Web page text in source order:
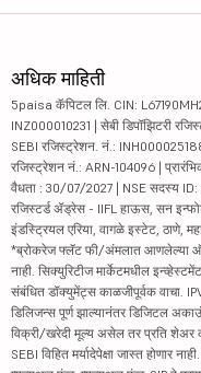
अधिक माहिती
5paisa कॅपिटल लि. CIN:
INZ000010231 | सेबी डिपॉझिटरी
SEBI रजिस्ट्रेशन. नं.:
रजिस्ट्रेशन नं.: ARN-104096 |
वैधता : 30/07/2027 | NSE सदस्य ID:
रजिस्टर्ड ॲड्रेस - IIFL हाऊस, सन
इंडस्ट्रियल एरिया, वागळे इस्टेट, ठाणे,
*ब्रोकरेज फ्लॅट फी/अंमलात आणलेल्या
नाही. सिक्युरिटीज मार्केटमधील
संबंधित डॉक्युमेंट्स काळजीपूर्वक वाचा.
डिलिजन्स पूर्ण झाल्यानंतर डिजिटल
विक्री/खरेदी मूल्य असेल तर प्रति
SEBI विहित मर्यादेपेक्षा जास्त होणार नाही.